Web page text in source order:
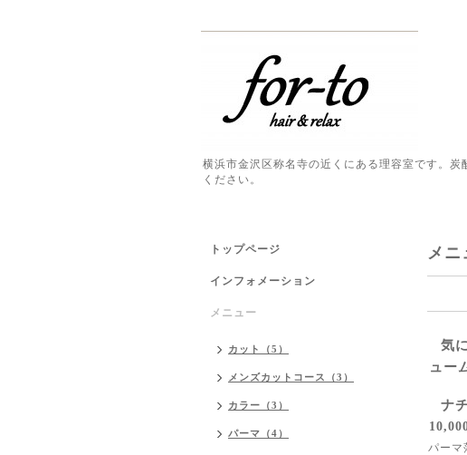
横浜市金沢区称名寺の近くにある理容室です。
ください。
メニ
気
ュー
ナ
パーマ
トップページ
インフォメーション
メニュー
カット（5）
メンズカットコース（3）
カラー（3）
パーマ（4）